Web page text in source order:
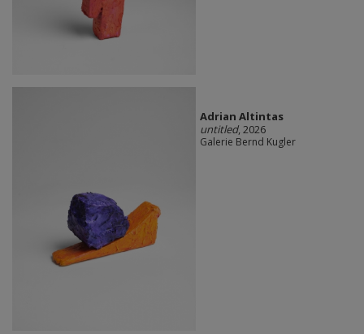
Adrian Altintas
untitled, 2026
Galerie Bernd Kugler